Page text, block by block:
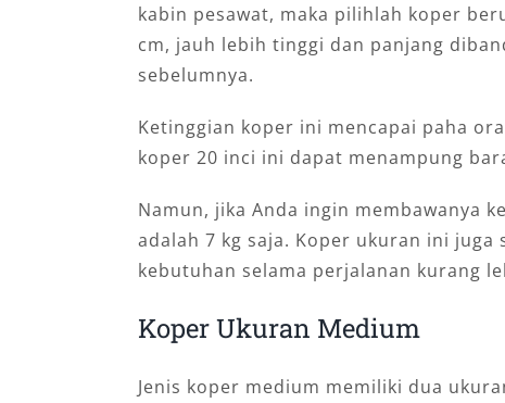
kabin pesawat, maka pilihlah koper
cm, jauh lebih tinggi dan panjang
sebelumnya.
Ketinggian koper ini mencapai paha
koper 20 inci ini dapat menampung
Namun, jika Anda ingin membawanya
adalah 7 kg saja. Koper ukuran ini
kebutuhan selama perjalanan kurang
Koper Ukuran Medium
Jenis koper medium memiliki dua